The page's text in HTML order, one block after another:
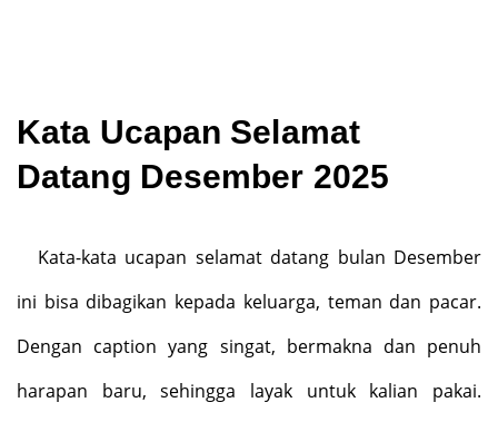
Kata Ucapan Selamat
Datang Desember 2025
Kata-kata ucapan selamat datang bulan Desember
ini bisa dibagikan kepada keluarga, teman dan pacar.
Dengan caption yang singat, bermakna dan penuh
harapan baru, sehingga layak untuk kalian pakai.